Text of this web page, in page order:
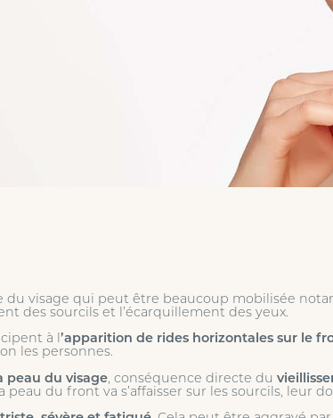
du visage qui peut être beaucoup mobilisée
des sourcils et l’écarquillement des yeux.
à l’apparition de rides horizontales sur le
les personnes.
peau du visage, conséquence directe du
peau du front va s’affaisser sur les sourcils, leur